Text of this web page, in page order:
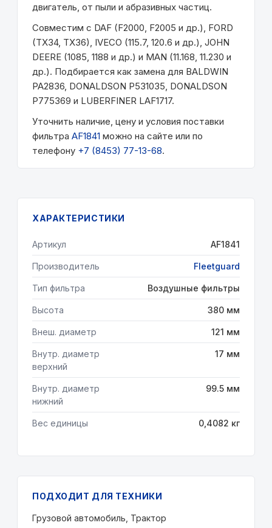
двигатель, от пыли и абразивных частиц.
Совместим с DAF (F2000, F2005 и др.), FORD
(TX34, TX36), IVECO (115.7, 120.6 и др.), JOHN
DEERE (1085, 1188 и др.) и MAN (11.168, 11.230 и
др.). Подбирается как замена для BALDWIN
PA2836, DONALDSON P531035, DONALDSON
P775369 и LUBERFINER LAF1717.
Уточнить наличие, цену и условия поставки
фильтра AF1841 можно на сайте или по
телефону +7 (8453) 77-13-68.
ХАРАКТЕРИСТИКИ
Артикул AF1841
Производитель Fleetguard
Тип фильтра Воздушные фильтры
Высота 380 мм
Внеш. диаметр 121 мм
Внутр. диаметр
верхний
17 мм
Внутр. диаметр
нижний
99.5 мм
Вес единицы 0,4082 кг
ПОДХОДИТ ДЛЯ ТЕХНИКИ
Грузовой автомобиль, Трактор